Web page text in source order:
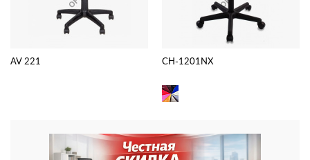
AV 221 CH-1201NX